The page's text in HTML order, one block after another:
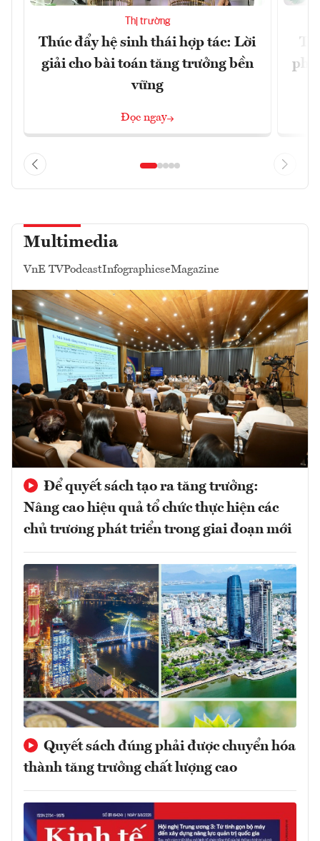
Thị trường
Thúc đẩy hệ sinh thái hợp tác: Lời
giải cho bài toán tăng trưởng bền
vững
Đọc ngay
Multimedia
VnE TVPodcastInfographicseMagazine
Để quyết sách tạo ra tăng trưởng:
Nâng cao hiệu quả tổ chức thực hiện các
chủ trương phát triển trong giai đoạn mới
Quyết sách đúng phải được chuyển hóa
thành tăng trưởng chất lượng cao